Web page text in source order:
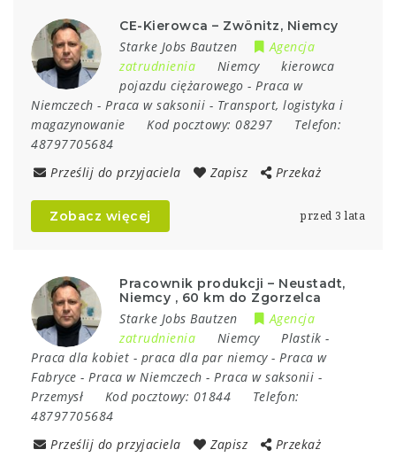
CE-Kierowca – Zwönitz, Niemcy
Starke Jobs Bautzen
Agencja
zatrudnienia
Niemcy
kierowca
pojazdu ciężarowego - Praca w
Niemczech - Praca w saksonii - Transport, logistyka i
magazynowanie
Kod pocztowy: 08297
Telefon:
48797705684
Prześlij do przyjaciela
Zapisz Przekaż
Zobacz więcej przed 3 lata
Pracownik produkcji – Neustadt,
Niemcy , 60 km do Zgorzelca
Starke Jobs Bautzen
Agencja
zatrudnienia
Niemcy Plastik -
Praca dla kobiet - praca dla par niemcy- Praca w
Fabryce - Praca w Niemczech - Praca w saksonii -
Przemysł
Kod pocztowy: 01844
Telefon:
48797705684
Prześlij do przyjaciela
Zapisz Przekaż